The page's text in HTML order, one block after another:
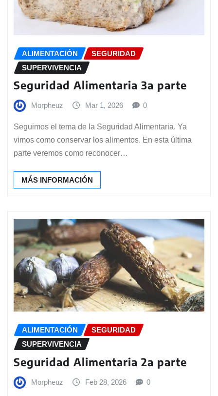
ALIMENTACIÓN
SEGURIDAD
SUPERVIVENCIA
Seguridad Alimentaria 3a parte
Morpheuz Mar 1, 2026 0
Seguimos el tema de la Seguridad Alimentaria. Ya
vimos como conservar los alimentos. En esta última
parte veremos como reconocer…
MÁS INFORMACIÓN
ALIMENTACIÓN
SEGURIDAD
SUPERVIVENCIA
Seguridad Alimentaria 2a parte
Morpheuz Feb 28, 2026 0